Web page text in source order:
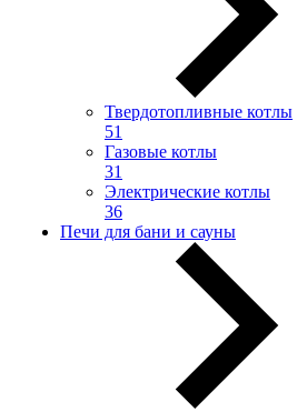
Твердотопливные котлы
51
Газовые котлы
31
Электрические котлы
36
Печи для бани и сауны